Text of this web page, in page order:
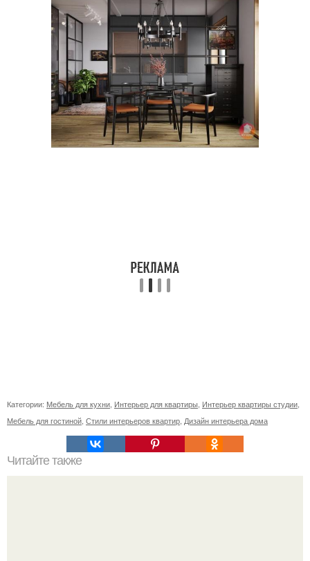
Категории: Мебель для кухни, Интерьер для квартиры, Интерьер квартиры студии,
Мебель для гостиной, Стили интерьеров квартир, Дизайн интерьера дома
Читайте также